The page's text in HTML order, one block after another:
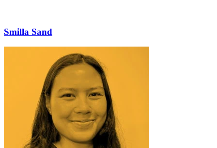
Smilla Sand